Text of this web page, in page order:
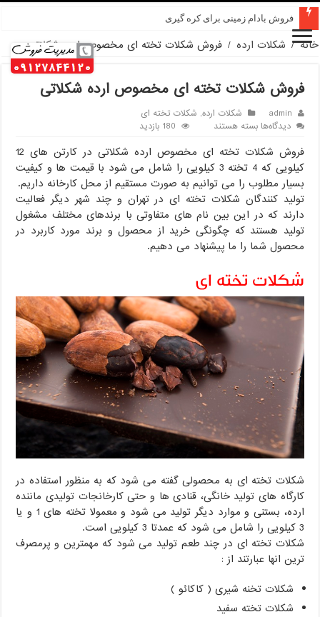
فروش بادام زمینی برای کره گیری
خرید عمده کنجد در تهران
خانه / شکلات ارده / فروش شکلات تخته ای مخصوص ارده شکلاتی
فروش شکلات تخته ای مخصوص ارده شکلاتی
admin شکلات ارده, شکلات تخته ای
دیدگاه‌هابرای
شکلات
تخته
مخصوص
ارده
شکلاتی
بسته هستند 180 بازدید
فروش شکلات تخته ای مخصوص ارده شکلاتی در کارتن های 12
کیلویی که 4 تخته 3 کیلویی را شامل می شود با قیمت ها و کیفیت
بسیار مطلوب را می توانیم به صورت مستقیم از محل کارخانه داریم.
تولید کنندگان شکلات تخته ای در تهران و چند شهر دیگر فعالیت
دارند که در این بین نام های متفاوتی با برندهای مختلف مشغول
تولید هستند که چگونگی خرید از محصول و برند مورد کاربرد در
محصول شما را ما پیشنهاد می دهیم.
شکلات تخته ای
شکلات تخته ای به محصولی گفته می شود که به منظور استفاده در
کارگاه های تولید خانگی، قنادی ها و حتی کارخانجات تولیدی ماننده
ارده، بستنی و موارد دیگر تولید می شود و معمولا تخته های 1 و یا
3 کیلویی را شامل می شود که عمدتا 3 کیلویی است.
شکلات تخته ای در چند طعم تولید می شود که مهمترین و پرمصرف
ترین انها عبارتند از :
شکلات تخنه شیری ( کاکائو )
شکلات تخته سفید